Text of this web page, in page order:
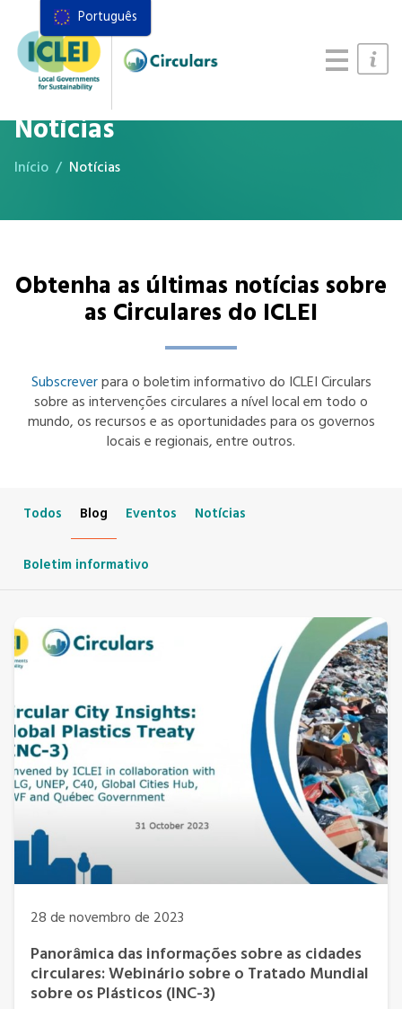
Recursos
Quadro de ações
Notícias
Início Notícias
Obtenha as últimas notícias sobre
as Circulares do ICLEI
Subscreverpara o boletim informativo do ICLEI Circulars
sobre as intervenções circulares a nível local em todo o
mundo, os recursos e as oportunidades para os governos
locais e regionais, entre outros.
Todos Blog Eventos Notícias
Boletim informativo
28 de novembro de 2023
Panorâmica das informações sobre as cidades
circulares: Webinário sobre o Tratado Mundial
sobre os Plásticos (INC-3)
Português